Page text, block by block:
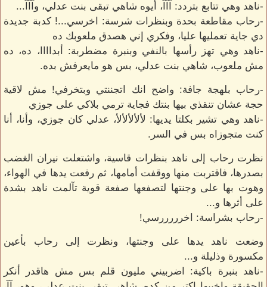
-ناهد وهي تتابع بتردد: آآآ، أيوه شاهي تبقى بنت عدلي، وآآآ...
-رحاب مقاطعة بحدة وبنظرات شرسة: اخرسي...! كدبة جديدة
دي جاية تعمليها عليا، وفكري إني هصدق ملعوبك ده
-ناهد وهي تهز رأسها بالنفي وبنبرة مضطربة: أبداااا، ده، ده
مش ملعوب، شاهي بنت عدلي، بس هو مايعرفش بده.
-رحاب بلهجة جافة: واضح انك اتجننتي وبتخرفي! مش لاقية
حجة عشان تنقذي بيها بنتك فجاية ترمي بلاكي على جوزي
-ناهد وهي تشير بكلتا يديها: لألألألألأ، عدلي كان جوزي، وأنا، أنا
كنت متجوزاه بس في السر.
نظرت رحاب إلى ناهد بنظرات قاسية، واشتعلت نيران الغضب
بصدرها، فاقتربت منها ووقفت أمامها، ثم رفعت يدها في الهواء،
وهوت بها على وجنتها لتصفعها صفعة قوية تآلمت ناهد بشدة
على أثرها و...
-رحاب بشراسة: اخرررررسي!
وضعت ناهد يدها على وجنتها، ونظرت إلى رحاب بأعين
مكسورة وذليلة و...
-ناهد بنبرة باكية: اضربيني مليون قلم بس مش هاقدر أنكر